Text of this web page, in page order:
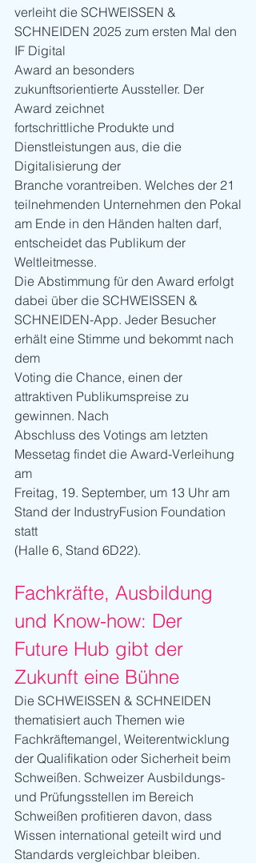
verleiht die SCHWEISSEN &
SCHNEIDEN 2025 zum ersten Mal den
IF Digital
Award an besonders
zukunftsorientierte Aussteller. Der
Award zeichnet
fortschrittliche Produkte und
Dienstleistungen aus, die die
Digitalisierung der
Branche vorantreiben. Welches der 21
teilnehmenden Unternehmen den Pokal
am Ende in den Händen halten darf,
entscheidet das Publikum der
Weltleitmesse.
Die Abstimmung für den Award erfolgt
dabei über die SCHWEISSEN &
SCHNEIDEN-App. Jeder Besucher
erhält eine Stimme und bekommt nach
dem
Voting die Chance, einen der
attraktiven Publikumspreise zu
gewinnen. Nach
Abschluss des Votings am letzten
Messetag findet die Award-Verleihung
am
Freitag, 19. September, um 13 Uhr am
Stand der IndustryFusion Foundation
statt
(Halle 6, Stand 6D22).
Fachkräfte, Ausbildung
und Know-how: Der
Future Hub gibt der
Zukunft eine Bühne
Die SCHWEISSEN & SCHNEIDEN
thematisiert auch Themen wie
Fachkräftemangel, Weiterentwicklung
der Qualifikation oder Sicherheit beim
Schweißen. Schweizer Ausbildungs-
und Prüfungsstellen im Bereich
Schweißen profitieren davon, dass
Wissen international geteilt wird und
Standards vergleichbar bleiben.